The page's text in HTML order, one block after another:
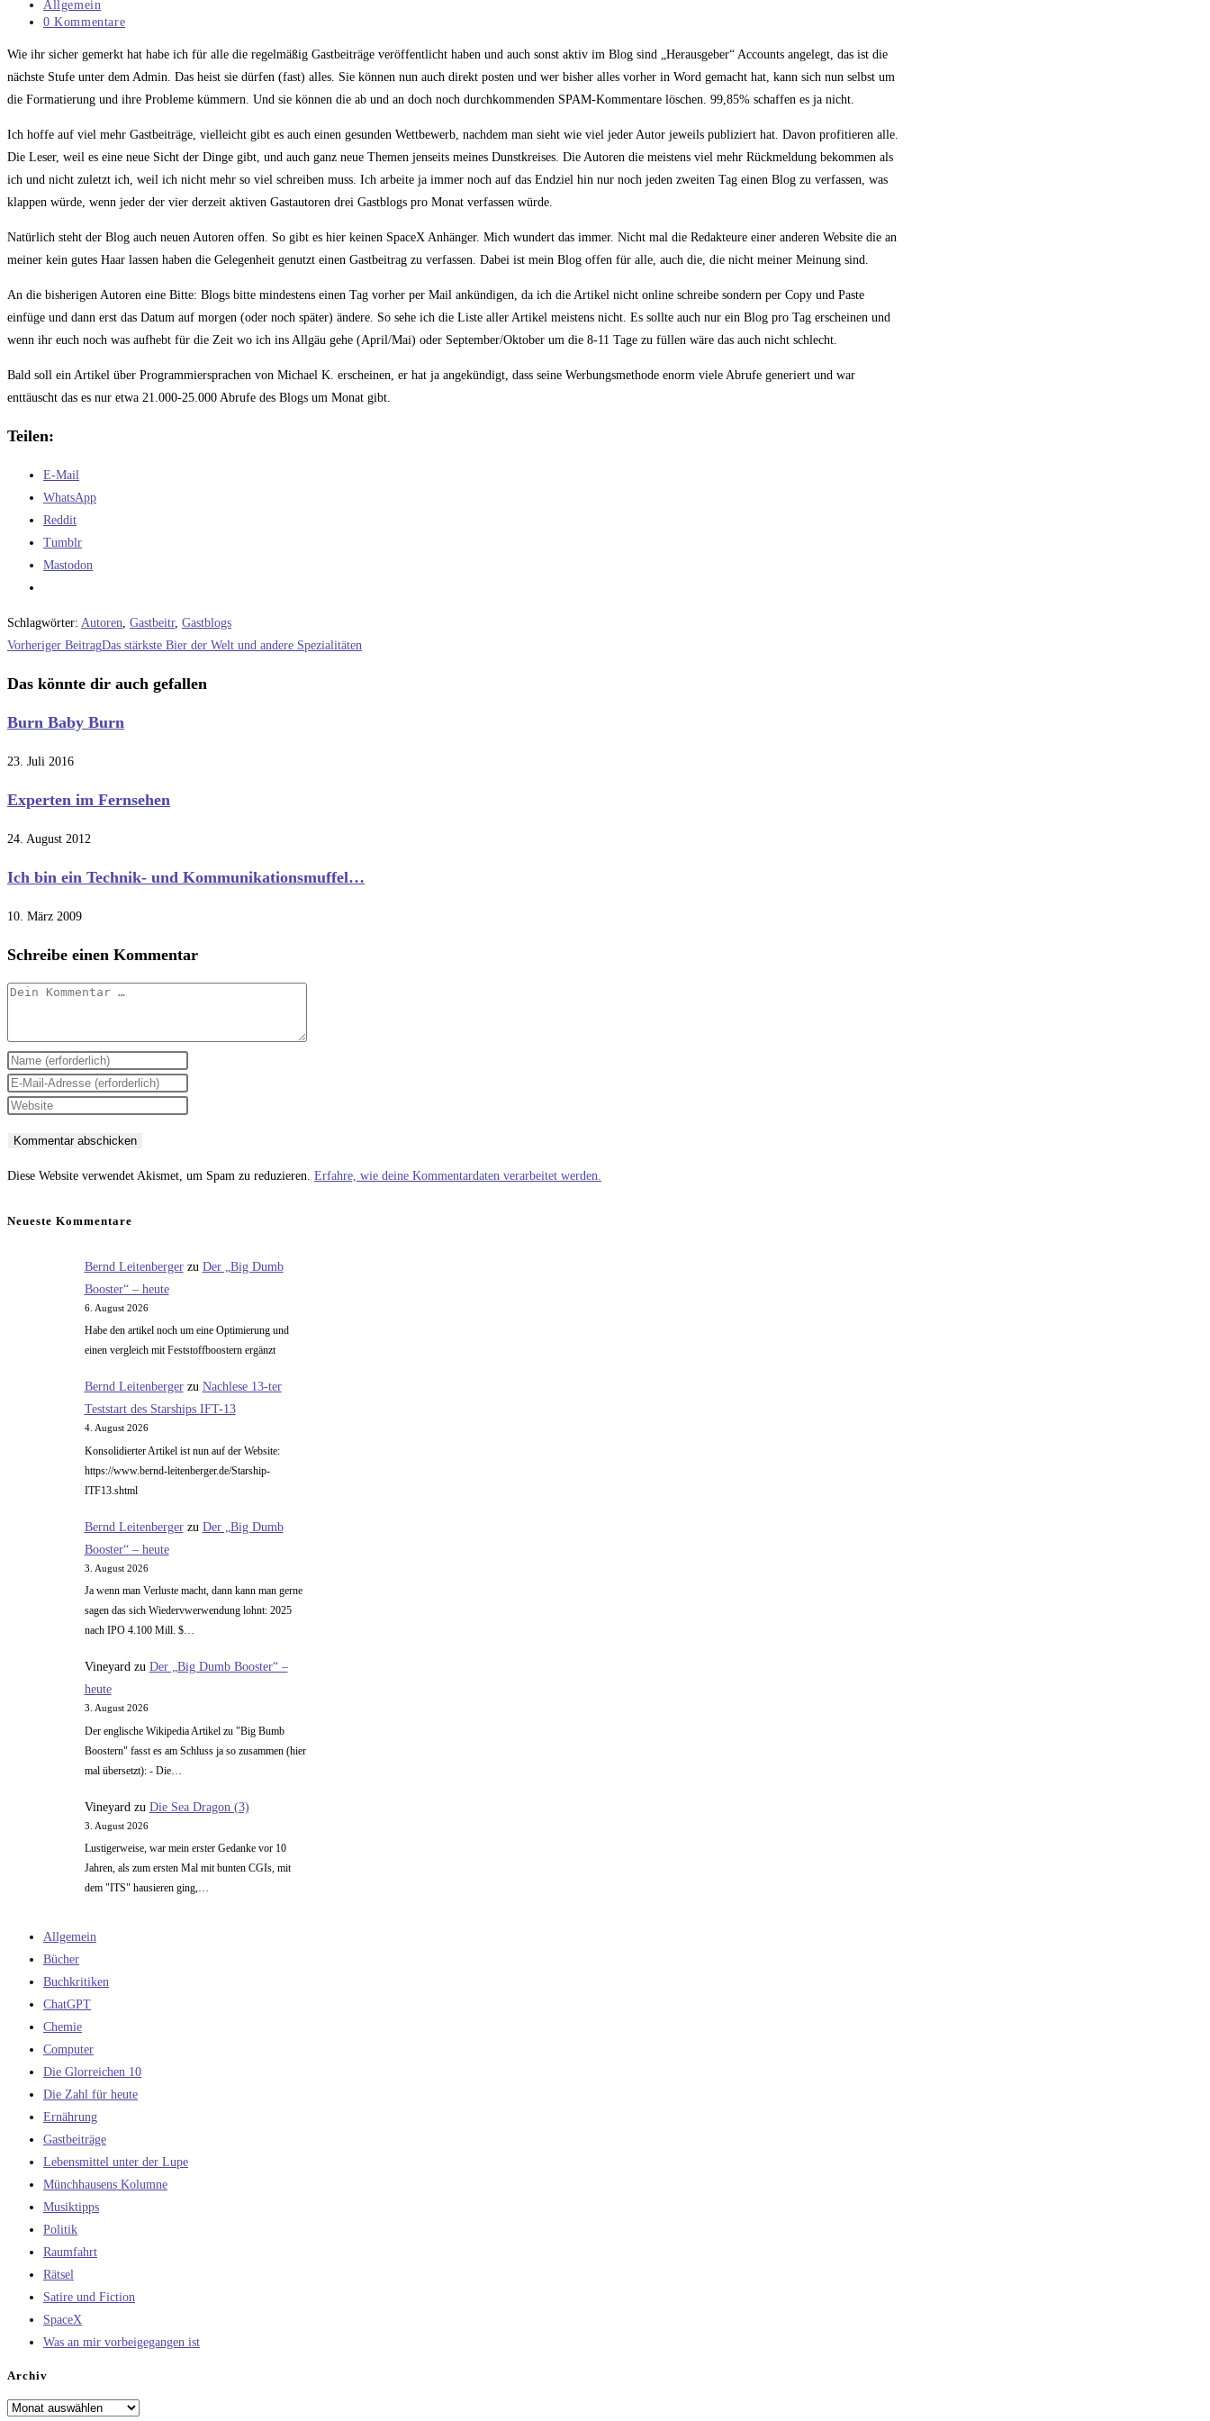
veröffentlicht:
Beitrags-
Kategorie:
Allgemein
Beitrags-
0 Kommentare
Wie ihr sicher gemerkt hat habe ich für alle die regelmäßig Gastbeiträge veröffentlicht haben und auch sonst aktiv im Blog sind „Herausgeber“ Accounts angelegt, das ist die
nächste Stufe unter dem Admin. Das heist sie dürfen (fast) alles. Sie können nun auch direkt posten und wer bisher alles vorher in Word gemacht hat, kann sich nun selbst um
die Formatierung und ihre Probleme kümmern. Und sie können die ab und an doch noch durchkommenden SPAM-Kommentare löschen. 99,85% schaffen es ja nicht.
Ich hoffe auf viel mehr Gastbeiträge, vielleicht gibt es auch einen gesunden Wettbewerb, nachdem man sieht wie viel jeder Autor jeweils publiziert hat. Davon profitieren alle.
Die Leser, weil es eine neue Sicht der Dinge gibt, und auch ganz neue Themen jenseits meines Dunstkreises. Die Autoren die meistens viel mehr Rückmeldung bekommen als
ich und nicht zuletzt ich, weil ich nicht mehr so viel schreiben muss. Ich arbeite ja immer noch auf das Endziel hin nur noch jeden zweiten Tag einen Blog zu verfassen, was
klappen würde, wenn jeder der vier derzeit aktiven Gastautoren drei Gastblogs pro Monat verfassen würde.
Natürlich steht der Blog auch neuen Autoren offen. So gibt es hier keinen SpaceX Anhänger. Mich wundert das immer. Nicht mal die Redakteure einer anderen Website die an
meiner kein gutes Haar lassen haben die Gelegenheit genutzt einen Gastbeitrag zu verfassen. Dabei ist mein Blog offen für alle, auch die, die nicht meiner Meinung sind.
An die bisherigen Autoren eine Bitte: Blogs bitte mindestens einen Tag vorher per Mail ankündigen, da ich die Artikel nicht online schreibe sondern per Copy und Paste
einfüge und dann erst das Datum auf morgen (oder noch später) ändere. So sehe ich die Liste aller Artikel meistens nicht. Es sollte auch nur ein Blog pro Tag erscheinen und
wenn ihr euch noch was aufhebt für die Zeit wo ich ins Allgäu gehe (April/Mai) oder September/Oktober um die 8-11 Tage zu füllen wäre das auch nicht schlecht.
Bald soll ein Artikel über Programmiersprachen von Michael K. erscheinen, er hat ja angekündigt, dass seine Werbungsmethode enorm viele Abrufe generiert und war
enttäuscht das es nur etwa 21.000-25.000 Abrufe des Blogs um Monat gibt.
Teilen:
E-Mail
WhatsApp
Reddit
Tumblr
Mastodon
Schlagwörter: Autoren, Gastbeitr, Gastblogs
Weitere
Vorheriger BeitragDas stärkste Bier der Welt und andere Spezialitäten
Das könnte dir auch gefallen
Burn Baby Burn
23. Juli 2016
Experten im Fernsehen
24. August 2012
Ich bin ein Technik- und Kommunikationsmuffel…
10. März 2009
Schreibe einen Kommentar
Kommentar
Gib
deinen
Namen
zum
ein
Gib
deine
Adresse
Kommentieren
Gib
URL
(optional)
Diese Website verwendet Akismet, um Spam zu reduzieren. Erfahre, wie deine Kommentardaten verarbeitet werden.
Neueste Kommentare
Bernd Leitenbergerzu Der „Big Dumb
Booster“ – heute
6. August 2026
Habe den artikel noch um eine Optimierung und
einen vergleich mit Feststoffboostern ergänzt
Bernd Leitenbergerzu Nachlese 13-ter
Teststart des Starships IFT-13
4. August 2026
Konsolidierter Artikel ist nun auf der Website:
https://www.bernd-leitenberger.de/Starship-
ITF13.shtml
Bernd Leitenbergerzu Der „Big Dumb
Booster“ – heute
3. August 2026
Ja wenn man Verluste macht, dann kann man gerne
sagen das sich Wiedervwerwendung lohnt: 2025
nach IPO 4.100 Mill. $…
Vineyardzu Der „Big Dumb Booster“ –
heute
3. August 2026
Der englische Wikipedia Artikel zu "Big Bumb
Boostern" fasst es am Schluss ja so zusammen (hier
mal übersetzt): - Die…
Vineyard zu Die Sea Dragon (3)
3. August 2026
Lustigerweise, war mein erster Gedanke vor 10
Jahren, als zum ersten Mal mit bunten CGIs, mit
dem "ITS" hausieren ging,…
Allgemein
Bücher
Buchkritiken
ChatGPT
Chemie
Computer
Die Glorreichen 10
Die Zahl für heute
Ernährung
Gastbeiträge
Lebensmittel unter der Lupe
Münchhausens Kolumne
Musiktipps
Politik
Raumfahrt
Rätsel
Satire und Fiction
SpaceX
Was an mir vorbeigegangen ist
Archiv
Archiv